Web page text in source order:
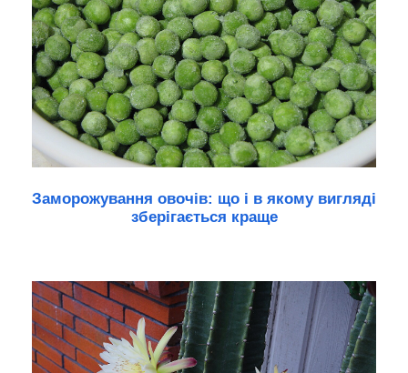
Заморожування овочів: що і в якому вигляді
зберігається краще